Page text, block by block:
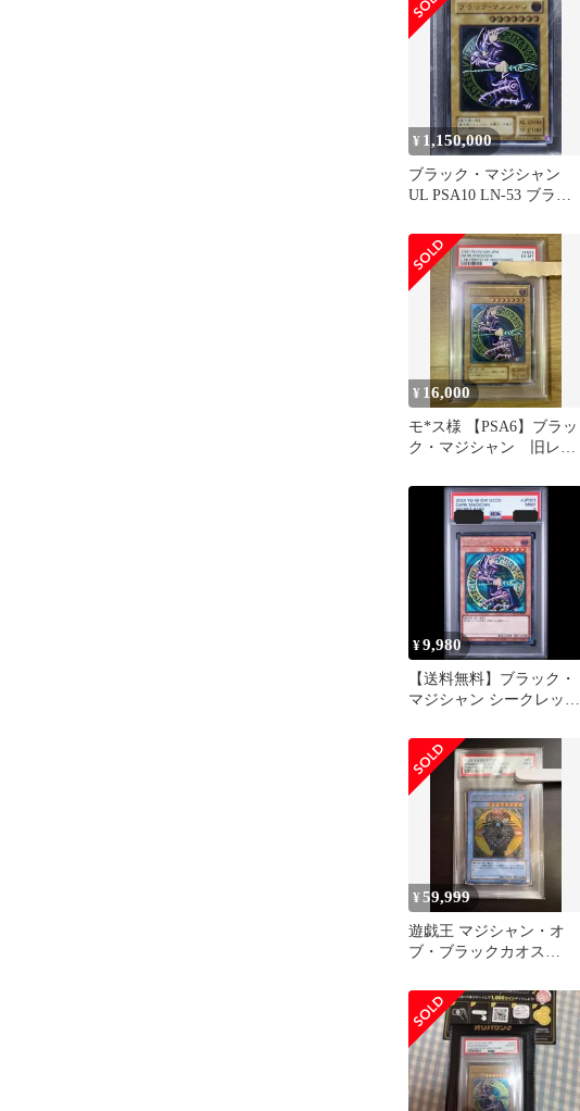
¥ 1,150,000
ブラック・マジシャン
UL PSA10 LN-53 ブラッ
¥ 16,000
モ*ス様 【PSA6】ブラッ
ク・マジシャン 旧レリ
¥9,980
【送料無料】ブラック・
マジシャン シークレット
JP001
¥59,999
遊戯王 マジシャン・オ
ブ・ブラックカオス